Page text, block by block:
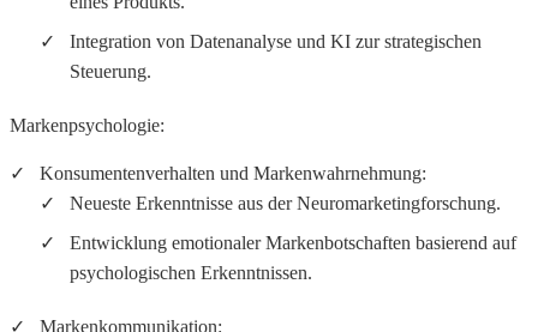
Integration von Datenanalyse und KI zur strategischen
Steuerung.
Markenpsychologie:
Konsumentenverhalten und Markenwahrnehmung:
Neueste Erkenntnisse aus der Neuromarketingforschung.
Entwicklung emotionaler Markenbotschaften basierend auf
psychologischen Erkenntnissen.
Markenkommunikation: